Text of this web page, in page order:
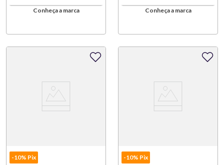
Conheça a marca Conheça a marca
-10% Pix -10% Pix